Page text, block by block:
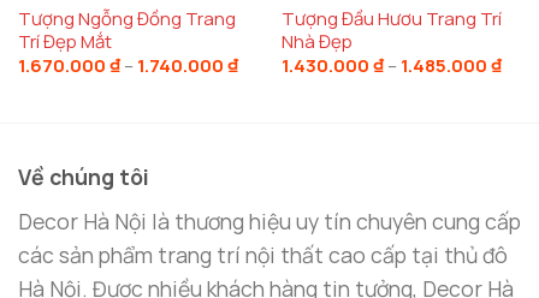
Tượng Ngỗng Đồng Trang
Trí Đẹp Mắt
1.670.000 ₫ – 1.740.000 ₫Khoảng
Tượng Đầu Hươu Trang Trí
Nhà Đẹp
1.430.000 ₫ – 1.485.000 ₫
Về chúng tôi
Decor Hà Nội là thương hiệu uy tín chuyên cung cấp
các sản phẩm trang trí nội thất cao cấp tại thủ đô
Hà Nội. Được nhiều khách hàng tin tưởng, Decor Hà